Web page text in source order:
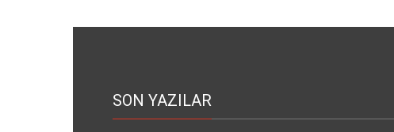
SON YAZILAR